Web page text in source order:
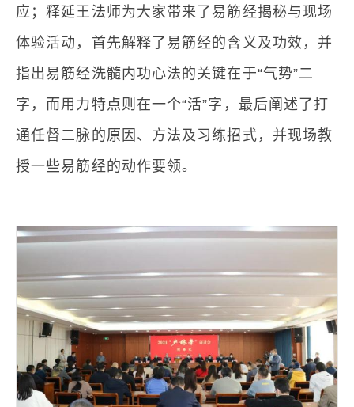
应；释延王法师为大家带来了易筋经揭秘与现场
体验活动，首先解释了易筋经的含义及功效，并
指出易筋经洗髓内功心法的关键在于“气势”二
字，而用力特点则在一个“活”字，最后阐述了打
通任督二脉的原因、方法及习练招式，并现场教
授一些易筋经的动作要领。